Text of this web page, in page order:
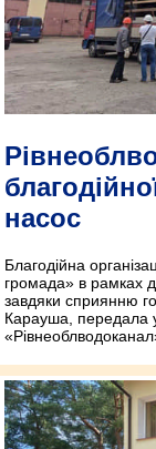
насос
Благодійна
громада» в рамках
завдяки сприянню
Карауша, передала